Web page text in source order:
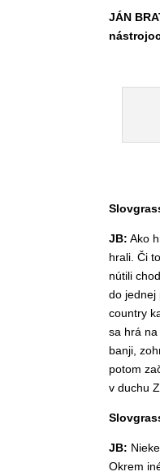
JÁN
JB:Ako
niečo
som
som sa
hrával v
zhodil
som sa
som
JB: